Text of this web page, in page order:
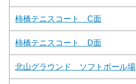
柿橋テニスコート C面
柿橋テニスコート D面
北山グラウンド ソフトボール場